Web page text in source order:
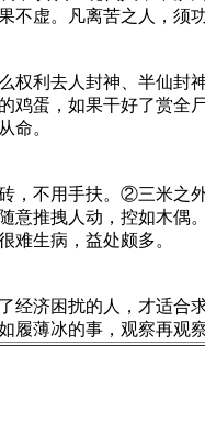
虚。凡离苦之人，须
利去人封神、半仙封
蛋，如果干好了赏
命。
用手扶。②三米之
意推拽人动，控如木
难生病，益处颇多。
济困扰的人，才适合
薄冰的事，观察再观